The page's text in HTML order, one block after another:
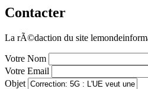
Contacter
La rÃ©daction du site
Votre Nom
Votre Email
Objet